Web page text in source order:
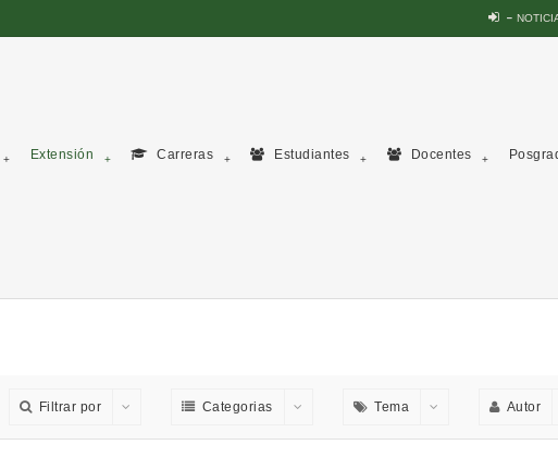
Extensión Carreras Estudiantes Docentes
Filtrar por Categorias Tema Autor